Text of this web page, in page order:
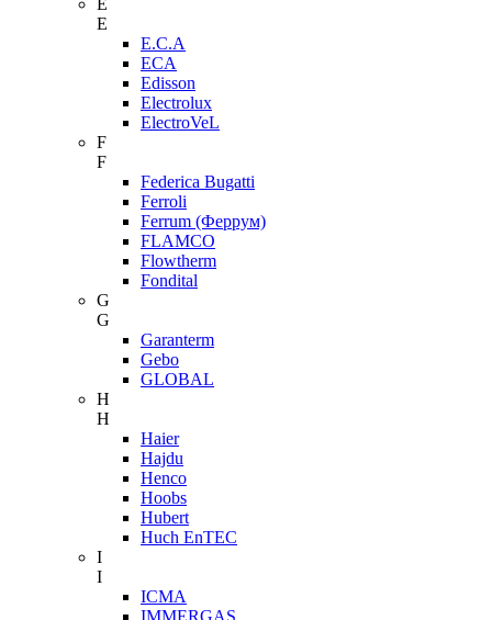
E
E
E.C.A
ECA
Edisson
Electrolux
ElectroVeL
F
F
Federica Bugatti
Ferroli
Ferrum (Феррум)
FLAMCO
Flowtherm
Fondital
G
G
Garanterm
Gebo
GLOBAL
H
H
Haier
Hajdu
Henco
Hoobs
Hubert
Huch EnTEC
I
I
ICMA
IMMERGAS